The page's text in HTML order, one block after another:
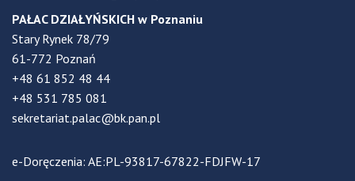
PAŁAC DZIAŁYŃSKICH w Poznaniu
Stary Rynek 78/79
61-772 Poznań
+48 61 852 48 44
+48 531 785 081
sekretariat.palac@bk.pan.pl
e-Doręczenia: AE:PL-93817-67822-FDJFW-17